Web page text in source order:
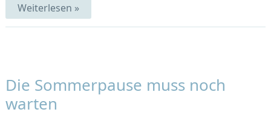
Blaue
Wochenschnipsel
Weiterlesen »
Die Sommerpause muss noch
warten